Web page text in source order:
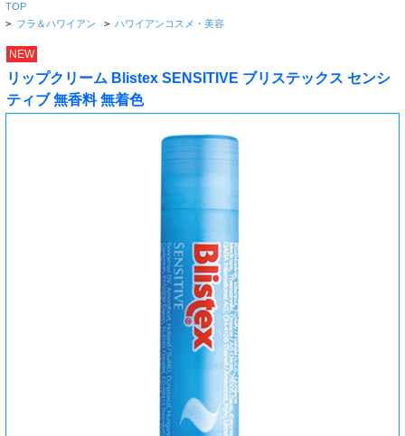
TOP
> フラ＆ハワイアン > ハワイアンコスメ・美容
NEW
リップクリーム Blistex SENSITIVE ブリステックス センシ
ティブ 無香料 無着色